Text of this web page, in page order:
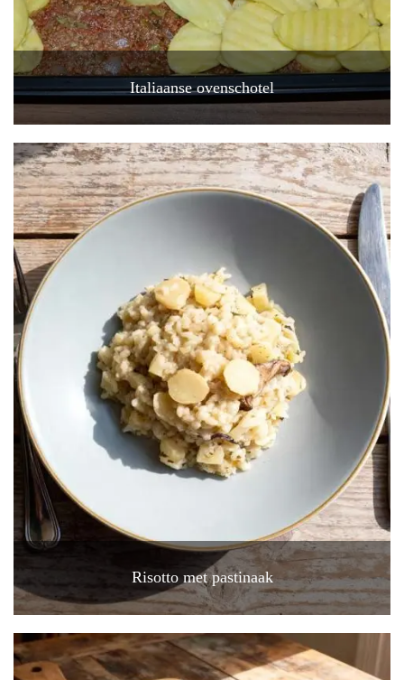
Italiaanse ovenschotel
Risotto met pastinaak